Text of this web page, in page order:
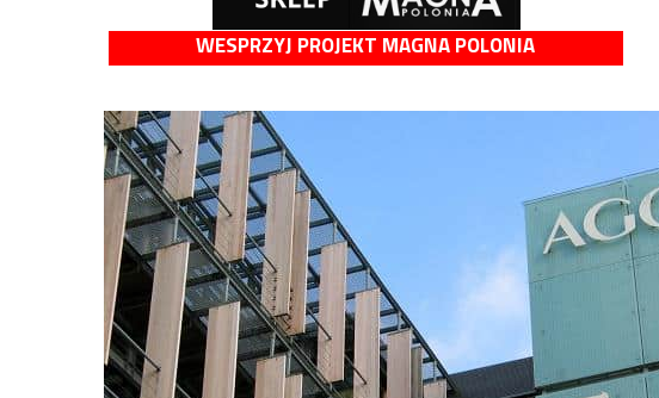
WESPRZYJ PROJEKT MAGNA POLONIA